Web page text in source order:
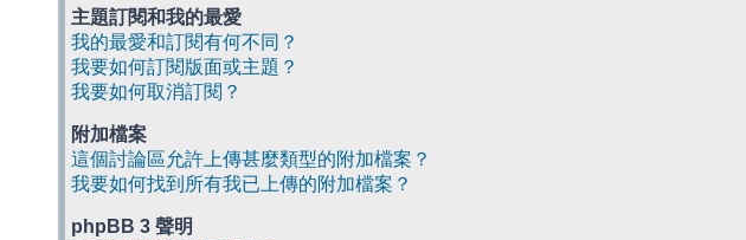
主題訂閱和我的最愛
我的最愛和訂閱有何不同？
我要如何訂閱版面或主題？
我要如何取消訂閱？
附加檔案
這個討論區允許上傳甚麼類型的附加檔案？
我要如何找到所有我已上傳的附加檔案？
phpBB 3 聲明